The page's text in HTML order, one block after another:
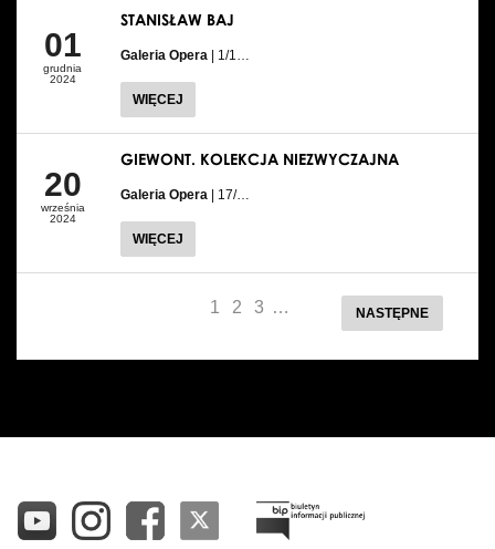
01
grudnia
2024
STANISŁAW BAJ
Galeria Opera | 1/1…
WIĘCEJ
20
września
2024
GIEWONT. KOLEKCJA NIEZWYCZAJNA
Galeria Opera | 17/…
WIĘCEJ
1 2 3 … NASTĘPNE